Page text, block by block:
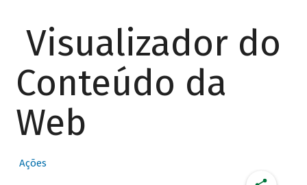
Visualizador do
Conteúdo da
Web
Ações